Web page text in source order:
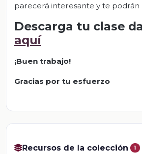
parecerá interesante y te podrán
Descarga tu clase
aquí
¡Buen trabajo!
Gracias por tu esfuerzo
Recursos de la colección 1